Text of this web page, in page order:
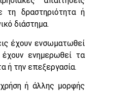
τη δραστηριότητα ή
διάστημα.
έχουν ενσωματωθεί
έχουν ενημερωθεί τα
ή την επεξεργασία.
ή άλλης μορφής